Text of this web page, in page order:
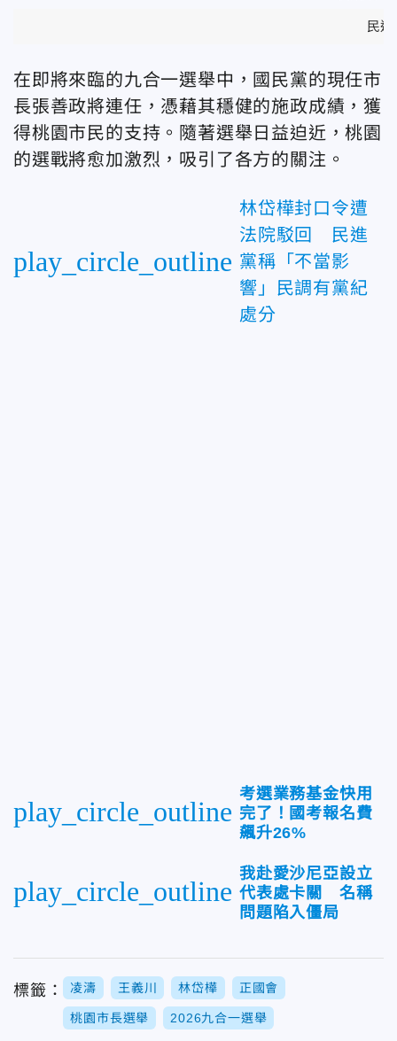
民
在即將來臨的九合一選舉中，國民黨的現任市
長張善政將連任，憑藉其穩健的施政成績，獲
得桃園市民的支持。隨著選舉日益迫近，桃園
的選戰將愈加激烈，吸引了各方的關注。
play_circle_outline
林岱樺封口令遭
法院駁回 民進
黨稱「不當影
響」民調有黨紀
處分
play_circle_outline
考選業務基金快用
完了！國考報名費
飆升26%
play_circle_outline
我赴愛沙尼亞設立
代表處卡關 名稱
問題陷入僵局
標籤： 凌濤 王義川 林岱樺 正國會
桃園市長選舉 2026九合一選舉